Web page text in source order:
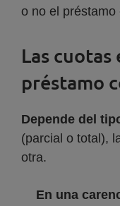
o no el préstamo
Las cuotas
préstamo
Depende del
(parcial o total),
otra.
En una